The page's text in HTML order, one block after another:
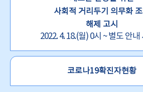
사회적 거리두기 의무화 조
해제 고시
2022. 4. 18.(월) 0시 ~ 별도 안내
코로나19확진자현황